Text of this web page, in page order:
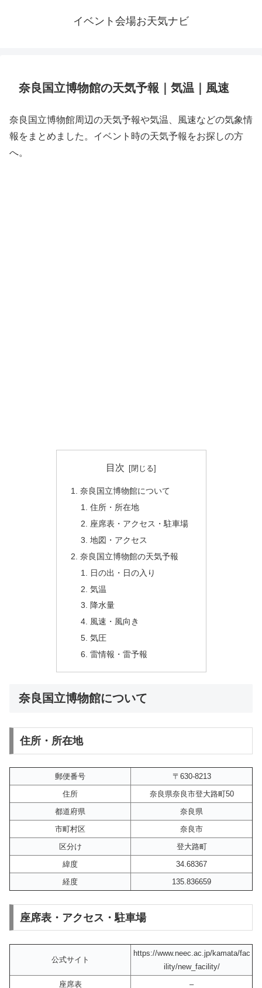
イベント会場お天気ナビ
奈良国立博物館の天気予報｜気温｜風速
奈良国立博物館周辺の天気予報や気温、風速などの気象情
報をまとめました。イベント時の天気予報をお探しの方
へ。
目次
奈良国立博物館について
住所・所在地
座席表・アクセス・駐車場
地図・アクセス
奈良国立博物館の天気予報
日の出・日の入り
気温
降水量
風速・風向き
気圧
雷情報・雷予報
奈良国立博物館について
住所・所在地
郵便番号
〒630-8213
住所
奈良県奈良市登大路町50
都道府県
奈良県
市町村区
奈良市
区分け
登大路町
緯度
34.68367
経度
135.836659
座席表・アクセス・駐車場
公式サイト
https://www.neec.ac.jp/kamata/fac
ility/new_facility/
座席表
–